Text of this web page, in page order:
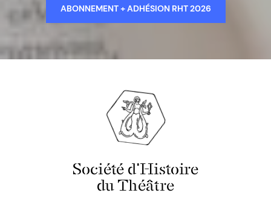
ABONNEMENT + ADHÉSION RHT 2026
Société d'Histoire
du Théâtre